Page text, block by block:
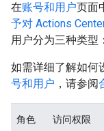
在账号和用户页面
予对 Actions
用户分为三种类型
如需详细了解如何
号和用户 ，请参阅
角色 访问权限